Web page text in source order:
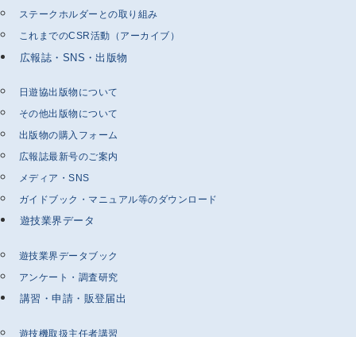
ステークホルダーとの取り組み
これまでのCSR活動（アーカイブ）
広報誌・SNS・出版物
日遊協出版物について
その他出版物について
出版物の購入フォーム
広報誌最新号のご案内
メディア・SNS
ガイドブック・マニュアル等のダウンロード
遊技業界データ
遊技業界データブック
アンケート・調査研究
講習・申請・販登届出
遊技機取扱主任者講習